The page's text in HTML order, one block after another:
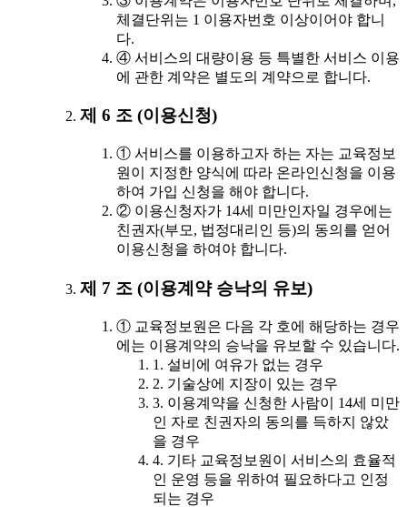
체결단위는 1 이용자번호 이상이어야 합니
다.
④ 서비스의 대량이용 등 특별한 서비스 이용
에 관한 계약은 별도의 계약으로 합니다.
제 6 조 (이용신청)
① 서비스를 이용하고자 하는 자는 교육정보
원이 지정한 양식에 따라 온라인신청을 이용
하여 가입 신청을 해야 합니다.
② 이용신청자가 14세 미만인자일 경우에는
친권자(부모, 법정대리인 등)의 동의를 얻어
이용신청을 하여야 합니다.
제 7 조 (이용계약 승낙의 유보)
① 교육정보원은 다음 각 호에 해당하는 경우
에는 이용계약의 승낙을 유보할 수 있습니다.
1. 설비에 여유가 없는 경우
2. 기술상에 지장이 있는 경우
3. 이용계약을 신청한 사람이 14세 미만
인 자로 친권자의 동의를 득하지 않았
을 경우
4. 기타 교육정보원이 서비스의 효율적
인 운영 등을 위하여 필요하다고 인정
되는 경우